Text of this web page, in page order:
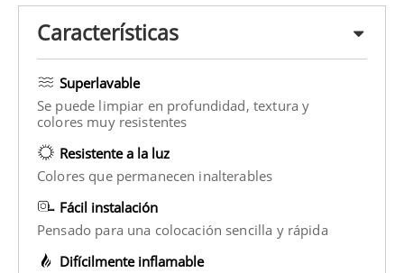
Características
Superlavable
Se puede limpiar en profundidad, textura y
colores muy resistentes
Resistente a la luz
Colores que permanecen inalterables
Fácil instalación
Pensado para una colocación sencilla y rápida
Difícilmente inflamable